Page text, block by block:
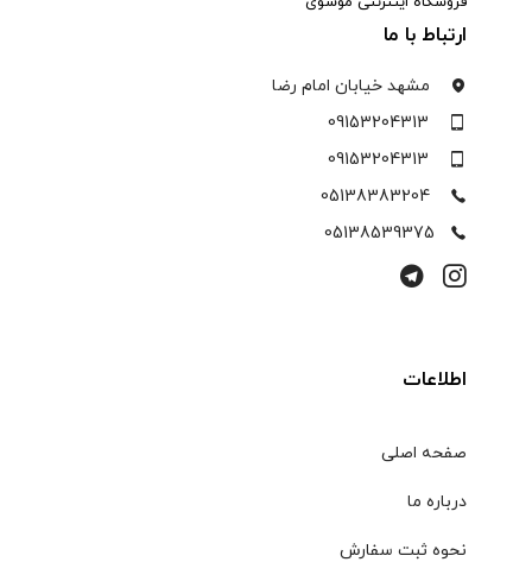
ارتباط با ما
مشهد خیابان امام رضا
09153204313
09153204313
05138383204
05138539375
اطلاعات
صفحه اصلی
درباره ما
نحوه ثبت سفارش